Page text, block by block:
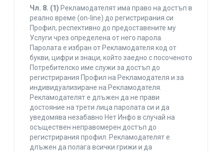
Чл. 8. (1) Рекламодателят има право на достъп в
реално време (on-line) до регистрирания си
Профил, респективно до предоставените му
Услуги чрез определена от него парола.
Паролата е избран от Рекламодателя код от
букви, цифри и знаци, който заедно с посоченото
Потребителско име служи за достъп до
регистрирания Профил на Рекламодателя и за
индивидуализиране на Рекламодателя.
Рекламодателят е длъжен да не прави
достояние на трети лица паролата си и да
уведомява незабавно Нет Инфо в случай на
осъществен неправомерен достъп до
регистрирания профил. Рекламодателят е
длъжен да полага всички грижи и да